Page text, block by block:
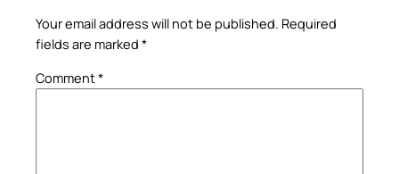
Your email address will not be published. Required
fields are marked *
Comment*